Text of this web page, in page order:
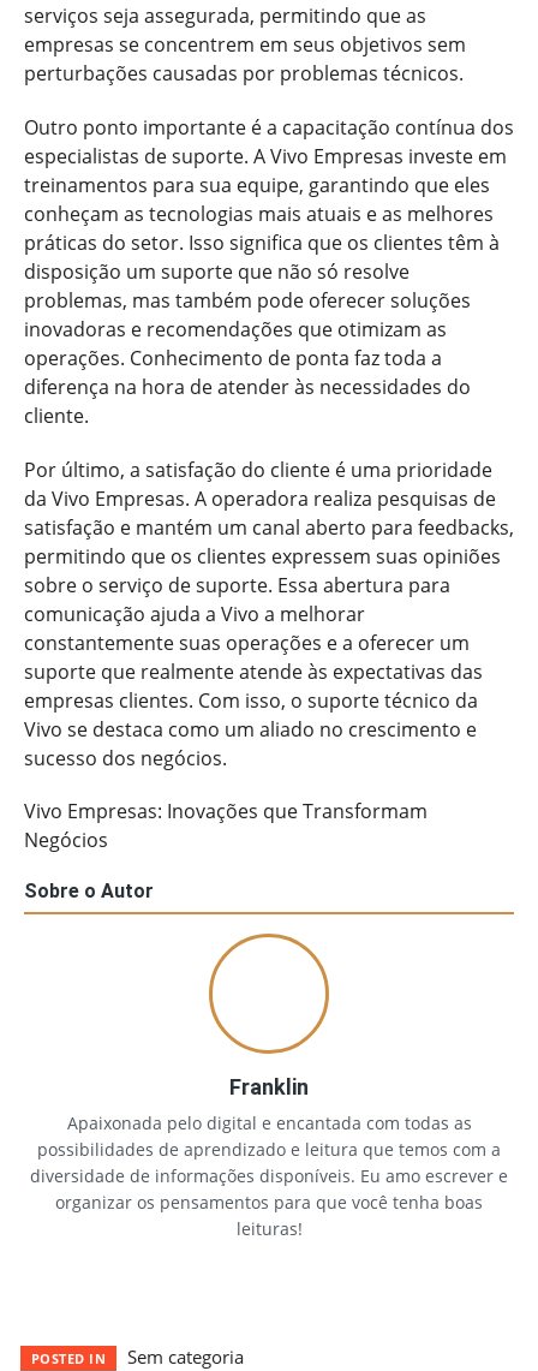
serviços seja assegurada, permitindo que as
empresas se concentrem em seus objetivos sem
perturbações causadas por problemas técnicos.
Outro ponto importante é a capacitação contínua dos
especialistas de suporte. A Vivo Empresas investe em
treinamentos para sua equipe, garantindo que eles
conheçam as tecnologias mais atuais e as melhores
práticas do setor. Isso significa que os clientes têm à
disposição um suporte que não só resolve
problemas, mas também pode oferecer soluções
inovadoras e recomendações que otimizam as
operações. Conhecimento de ponta faz toda a
diferença na hora de atender às necessidades do
cliente.
Por último, a satisfação do cliente é uma prioridade
da Vivo Empresas. A operadora realiza pesquisas de
satisfação e mantém um canal aberto para feedbacks,
permitindo que os clientes expressem suas opiniões
sobre o serviço de suporte. Essa abertura para
comunicação ajuda a Vivo a melhorar
constantemente suas operações e a oferecer um
suporte que realmente atende às expectativas das
empresas clientes. Com isso, o suporte técnico da
Vivo se destaca como um aliado no crescimento e
sucesso dos negócios.
Vivo Empresas: Inovações que Transformam
Negócios
Sobre o Autor
Franklin
Apaixonada pelo digital e encantada com todas as
possibilidades de aprendizado e leitura que temos com a
diversidade de informações disponíveis. Eu amo escrever e
organizar os pensamentos para que você tenha boas
leituras!
POSTED IN Sem categoria